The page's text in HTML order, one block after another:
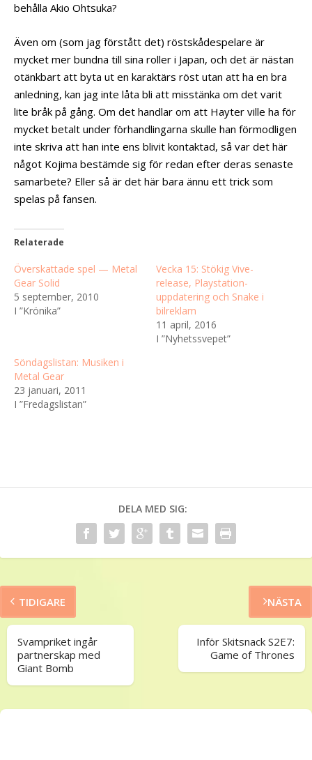
behålla Akio Ohtsuka?
Även om (som jag förstått det) röstskådespelare är
mycket mer bundna till sina roller i Japan, och det är nästan
otänkbart att byta ut en karaktärs röst utan att ha en bra
anledning, kan jag inte låta bli att misstänka om det varit
lite bråk på gång. Om det handlar om att Hayter ville ha för
mycket betalt under förhandlingarna skulle han förmodligen
inte skriva att han inte ens blivit kontaktad, så var det här
något Kojima bestämde sig för redan efter deras senaste
samarbete? Eller så är det här bara ännu ett trick som
spelas på fansen.
Relaterade
Överskattade spel — Metal
Gear Solid
5 september, 2010
I ”Krönika”
Vecka 15: Stökig Vive-
release, Playstation-
uppdatering och Snake i
bilreklam
11 april, 2016
I ”Nyhetssvepet”
Söndagslistan: Musiken i
Metal Gear
23 januari, 2011
I ”Fredagslistan”
DELA MED SIG:
TIDIGARE
Svampriket ingår
partnerskap med
Giant Bomb
NÄSTA
Inför Skitsnack S2E7:
Game of Thrones